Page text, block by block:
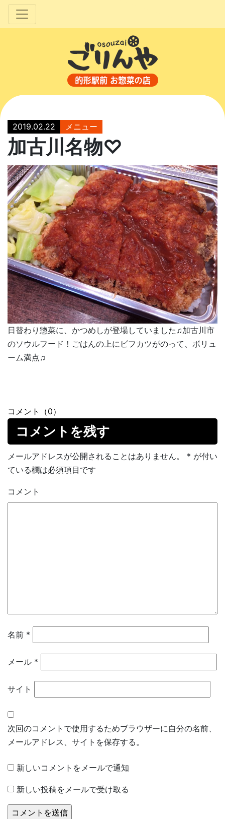
2019.02.22 メニュー
加古川名物♡
日替わり惣菜に、かつめしが登場していました♫加古川市
のソウルフード！ごはんの上にビフカツがのって、ボリュ
ーム満点♫
コメント（0）
コメントを残す
メールアドレスが公開されることはありません。 * が付い
ている欄は必須項目です
コメント
名前 *
メール *
サイト
次回のコメントで使用するためブラウザーに自分の名前、
メールアドレス、サイトを保存する。
新しいコメントをメールで通知
新しい投稿をメールで受け取る